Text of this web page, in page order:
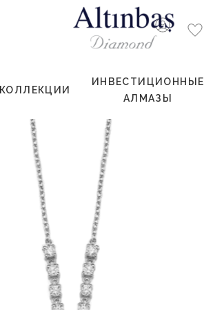
КОЛЛЕКЦИИ
ИНВЕСТИЦИОННЫЕ
АЛМАЗЫ